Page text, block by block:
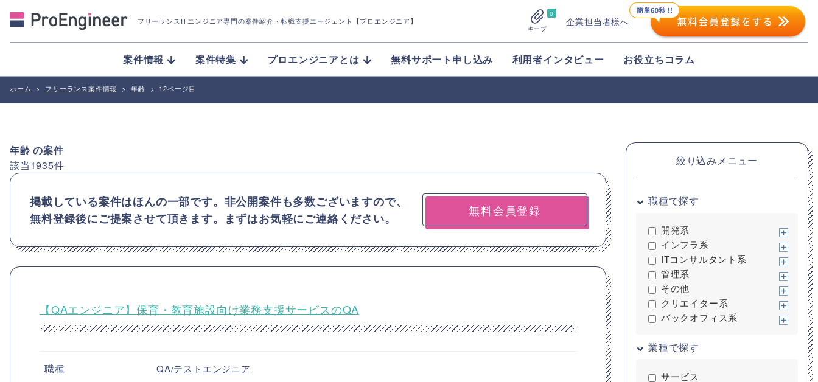
フリーランスITエンジニア専門の案件紹介 ・転職支援エージェント【プロエンジニア】
0
キープ
企業担当者様へ
案件情報 案件特集 プロエンジニアとは 無料サポート申し込み 利用者インタビュー お役立ちコラム
ホーム > フリーランス案件情報 > 年齢 > 12ページ目
年齢の案件
該当1935件
掲載している案件はほんの一部です。非公開案件も多数ございますので、
無料登録後にご提案させて頂きます。まずはお気軽にご連絡ください。
無料会員登録
【QAエンジニア】保育・教育施設向け業務支援サービスのQA
職種 QA/テストエンジニア
絞り込みメニュー
職種で探す
開発系
インフラ系
ITコンサルタント系
管理系
その他
クリエイター系
バックオフィス系
業種で探す
サービス